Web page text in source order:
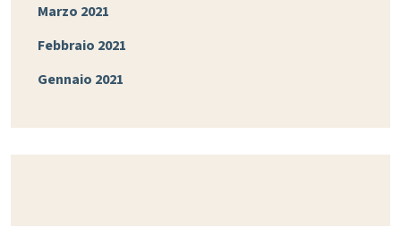
Marzo 2021
Febbraio 2021
Gennaio 2021